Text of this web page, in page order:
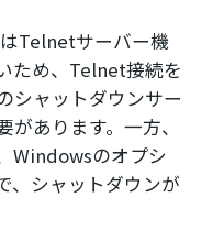
Telnetサーバー機
ため、Telnet接続を
シャットダウンサー
あります。一方、
Windowsのオプシ
、シャットダウンが